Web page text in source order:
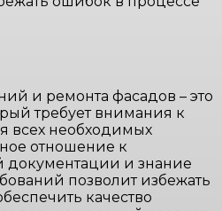
и ремонта фасадов – это
требует внимания к
всех необходимых
отношение к
документации и знание
позволит избежать
качество